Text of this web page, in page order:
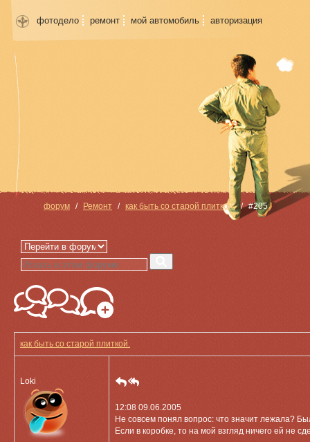
фотодело ремонт мой автомобиль авторизация
форум Ремонт как быть со старой плиткой. #205
как быть со старой плиткой.
Loki
12:08 09.06.2005
Не совсем понял вопрос: что значит лежала?
Если в коробке, то на мой взгляд ничего ей не